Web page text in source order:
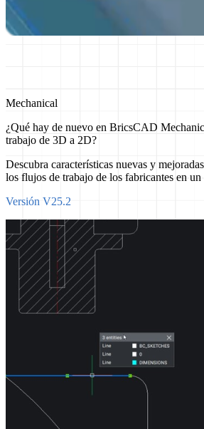
Mechanical
¿Qué hay de nuevo en BricsCAD
trabajo de 3D a 2D?
Descubra características nuevas y
los flujos de trabajo de los fabricantes en
Versión V25.2